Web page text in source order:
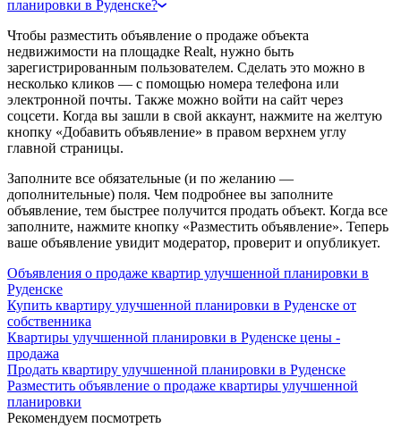
планировки в Руденске?
Чтобы разместить объявление о продаже объекта
недвижимости на площадке Realt, нужно быть
зарегистрированным пользователем. Сделать это можно в
несколько кликов — с помощью номера телефона или
электронной почты. Также можно войти на сайт через
соцсети. Когда вы зашли в свой аккаунт, нажмите на желтую
кнопку «Добавить объявление» в правом верхнем углу
главной страницы.
Заполните все обязательные (и по желанию —
дополнительные) поля. Чем подробнее вы заполните
объявление, тем быстрее получится продать объект. Когда все
заполните, нажмите кнопку «Разместить объявление». Теперь
ваше объявление увидит модератор, проверит и опубликует.
Объявления о продаже квартир улучшенной планировки в
Руденске
Купить квартиру улучшенной планировки в Руденске от
собственника
Квартиры улучшенной планировки в Руденске цены -
продажа
Продать квартиру улучшенной планировки в Руденске
Разместить объявление о продаже квартиры улучшенной
планировки
Рекомендуем посмотреть